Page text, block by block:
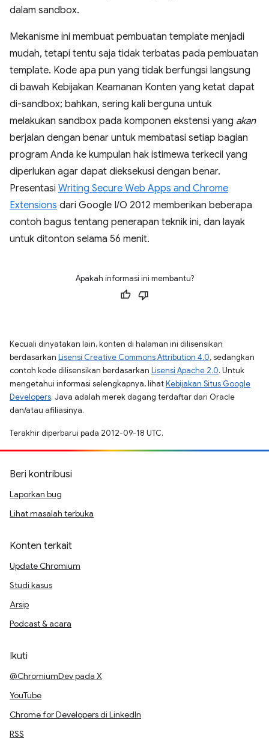
dalam sandbox.
Mekanisme ini membuat pembuatan template menjadi
mudah, tetapi tentu saja tidak terbatas pada pembuatan
template. Kode apa pun yang tidak berfungsi langsung
di bawah Kebijakan Keamanan Konten yang ketat dapat
di-sandbox; bahkan, sering kali berguna untuk
melakukan sandbox pada komponen ekstensi yang akan
berjalan dengan benar untuk membatasi setiap bagian
program Anda ke kumpulan hak istimewa terkecil yang
diperlukan agar dapat dieksekusi dengan benar.
Presentasi Writing Secure Web Apps and Chrome
Extensions dari Google I/O 2012 memberikan beberapa
contoh bagus tentang penerapan teknik ini, dan layak
untuk ditonton selama 56 menit.
Apakah informasi ini membantu?
Kecuali dinyatakan lain, konten di halaman ini dilisensikan
berdasarkan Lisensi Creative Commons Attribution 4.0, sedangkan
contoh kode dilisensikan berdasarkan Lisensi Apache 2.0. Untuk
mengetahui informasi selengkapnya, lihatKebijakan Situs Google
Developers. Java adalah merek dagang terdaftar dari Oracle
dan/atau afiliasinya.
Terakhir diperbarui pada 2012-09-18 UTC.
Beri kontribusi
Laporkan bug
Lihat masalah terbuka
Konten terkait
Update Chromium
Studi kasus
Arsip
Podcast & acara
Ikuti
@ChromiumDev pada X
YouTube
Chrome for Developers di LinkedIn
RSS